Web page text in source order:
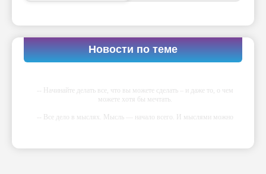
Новости по теме
-- Начинайте делать все, что вы можете сделать – и даже то, о чем
можете хотя бы мечтать.
-- Все дело в мыслях. Мысль — начало всего. И мыслями можно